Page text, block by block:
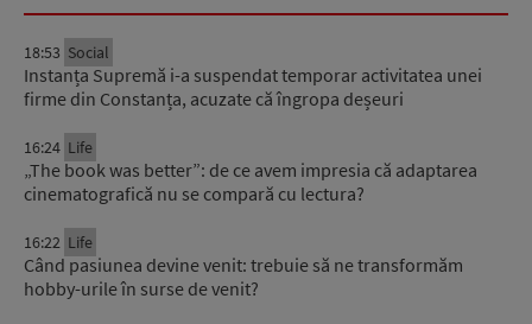
18:53 Social
Instanța Supremă i-a suspendat temporar activitatea unei
firme din Constanța, acuzate că îngropa deșeuri
16:24 Life
„The book was better”: de ce avem impresia că adaptarea
cinematografică nu se compară cu lectura?
16:22 Life
Când pasiunea devine venit: trebuie să ne transformăm
hobby-urile în surse de venit?